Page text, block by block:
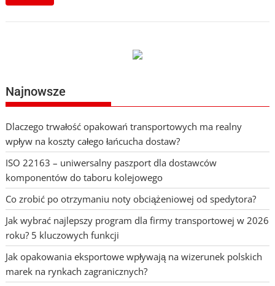
Najnowsze
Dlaczego trwałość opakowań transportowych ma realny
wpływ na koszty całego łańcucha dostaw?
ISO 22163 – uniwersalny paszport dla dostawców
komponentów do taboru kolejowego
Co zrobić po otrzymaniu noty obciążeniowej od spedytora?
Jak wybrać najlepszy program dla firmy transportowej w 2026
roku? 5 kluczowych funkcji
Jak opakowania eksportowe wpływają na wizerunek polskich
marek na rynkach zagranicznych?